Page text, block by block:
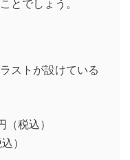
とでしょう。
ストが設けている
税込）
）